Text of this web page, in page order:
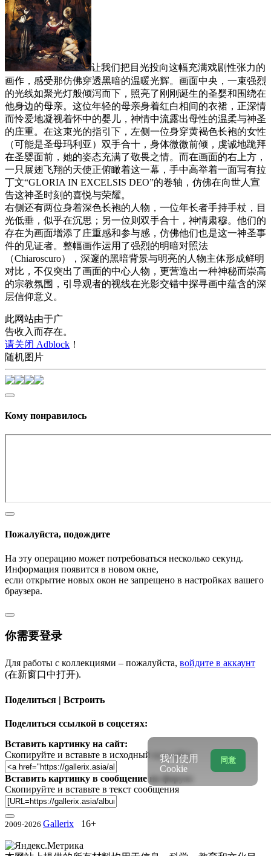
让我们把目光投向这幅充满戏剧性张力的
画作，感受那仿佛穿透黑暗的温暖光辉。画面中央，一束强烈
的光线如聚光灯般倾泻而下，照亮了刚刚诞生的圣婴和围绕在
他身边的母亲。这位年轻的母亲身着红白相间的衣裙，正深情
而怜爱地凝视着怀中的婴儿，神情中流露出母性的温柔与神圣
的庄重。在这束光的指引下，左侧一位身穿黄褐色长袍的女性
（可能是圣母玛利亚）双手合十，身体微微前倾，虔诚地跪拜
在圣婴面前，她的姿态充满了敬畏之情。而在画面的右上方，
一只展翅飞翔的天使正俯瞰着这一幕，手中高举着一面写有拉
丁文“GLORIA IN EXCELSIS DEO”的卷轴，仿佛在向世人宣
告这神圣时刻的喜悦与荣耀。
右侧还有两位身着深色长袍的人物，一位年长者手持手杖，目
光低垂，似乎在沉思；另一位则双手合十，神情肃穆。他们的
存在为画面增添了庄重感和参与感，仿佛他们也是这一神圣事
件的见证者。整幅画作运用了强烈的明暗对照法
（Chiaroscuro），深邃的黑暗背景与明亮的人物主体形成鲜明
对比，不仅突出了画面的中心人物，更营造出一种神秘而崇高
的宗教氛围，引导观者的视线在光影交错中探寻画中蕴含的深
层信仰意义。
此网站由于广
告收入而存在。
请关闭 Adblock ！
随机图片
Кому понравилось
Пожалуйста, подождите
На эту операцию может потребоваться несколько секунд.
Информация появится в новом окне,
если открытие новых окон не запрещено в настройках вашего
браузера.
你需要登录
Для работы с коллекциями – пожалуйста, войдите в аккаунт
(在新窗口中打开).
Поделиться | Встроить
Поделиться ссылкой в соцсетях:
Вставить картинку на сайт:
Скопируйте и вставьте в исходный код сайта
Вставить картинку в сообщение на форум:
Скопируйте и вставьте в текст сообщения
2009-2026 Gallerix 16+
同意
我们使用
Cookie